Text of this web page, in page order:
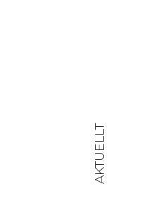
AKTUELLT